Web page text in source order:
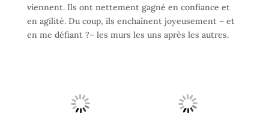
viennent. Ils ont nettement gagné en confiance et
en agilité. Du coup, ils enchaînent joyeusement – et
en me défiant ?– les murs les uns après les autres.